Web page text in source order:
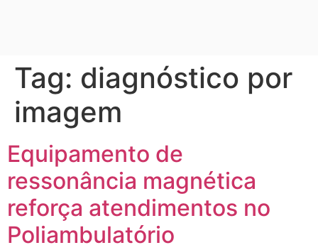
Tag: diagnóstico por
imagem
Equipamento de
ressonância magnética
reforça atendimentos no
Poliambulatório